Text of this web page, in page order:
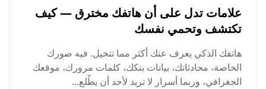
علامات تدل على أن هاتفك مخترق — كيف
تكتشف وتحمي نفسك
هاتفك الذكي يعرف عنك أكثر مما تتخيل. فيه صورك
الخاصة، محادثاتك، بيانات بنكك، كلمات مرورك، موقعك
الجغرافي، وربما أسرار لا تريد لأحد أن يطّلع...